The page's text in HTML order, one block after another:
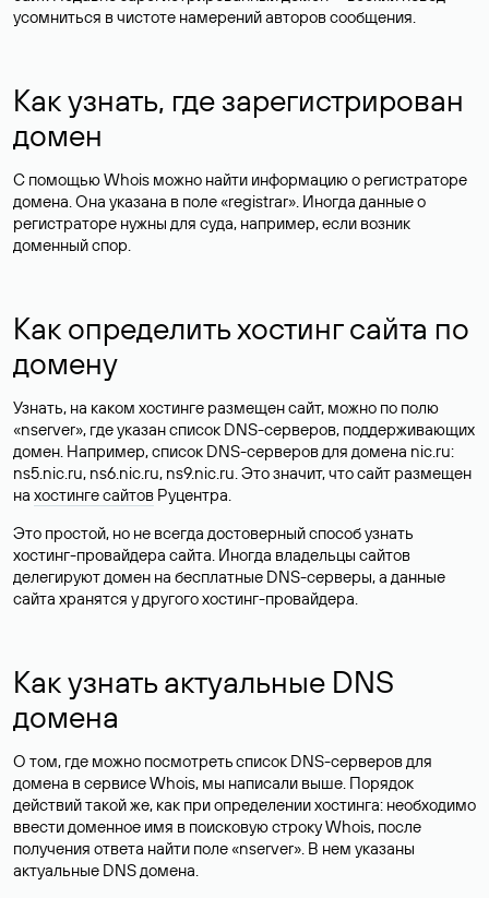
усомниться в чистоте намерений авторов сообщения.
Как узнать, где зарегистрирован
домен
С помощью Whois можно найти информацию о регистраторе
домена. Она указана в поле «registrar». Иногда данные о
регистраторе нужны для суда, например, если возник
доменный спор.
Как определить хостинг сайта по
домену
Узнать, на каком хостинге размещен сайт, можно по полю
«nserver», где указан список DNS-серверов, поддерживающих
домен. Например, список DNS-серверов для домена nic.ru:
ns5.nic.ru, ns6.nic.ru, ns9.nic.ru. Это значит, что сайт размещен
на хостинге сайтов Руцентра.
Это простой, но не всегда достоверный способ узнать
хостинг-провайдера сайта. Иногда владельцы сайтов
делегируют домен на бесплатные DNS-серверы, а данные
сайта хранятся у другого хостинг-провайдера.
Как узнать актуальные DNS
домена
О том, где можно посмотреть список DNS-серверов для
домена в сервисе Whois, мы написали выше. Порядок
действий такой же, как при определении хостинга: необходимо
ввести доменное имя в поисковую строку Whois, после
получения ответа найти поле «nserver». В нем указаны
актуальные DNS домена.